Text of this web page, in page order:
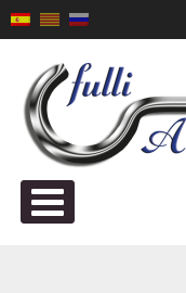
Skip to content
Fulli